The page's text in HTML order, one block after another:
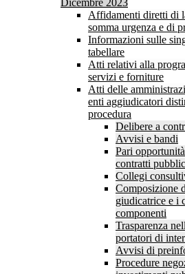
Dicembre 2023
Affidamenti diretti di
somma urgenza e di
Informazioni sulle
tabellare
Atti relativi alla
servizi e forniture
Atti delle
enti aggiudicatori
procedura
Delibere a
Avvisi e bandi
Pari
contratti
Collegi
Composizione
giudicatrice e i
componenti
Trasparenza
portatori di
Avvisi di
Procedure